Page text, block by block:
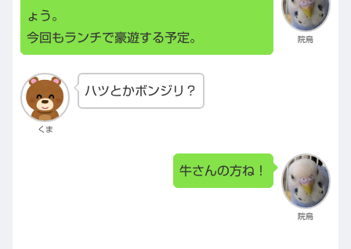
院鳥
ょう。
今回もランチで豪遊する予定。
くま
ハツとかボンジリ？
院鳥
牛さんの方ね！